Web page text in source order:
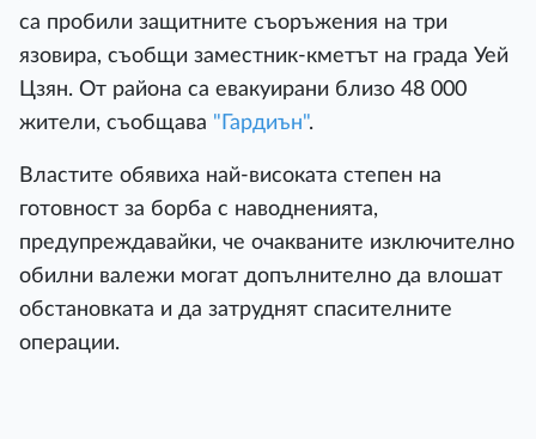
са пробили защитните съоръжения на три
язовира, съобщи заместник-кметът на града Уей
Цзян. От района са евакуирани близо 48 000
жители, съобщава "Гардиън".
Властите обявиха най-високата степен на
готовност за борба с наводненията,
предупреждавайки, че очакваните изключително
обилни валежи могат допълнително да влошат
обстановката и да затруднят спасителните
операции.